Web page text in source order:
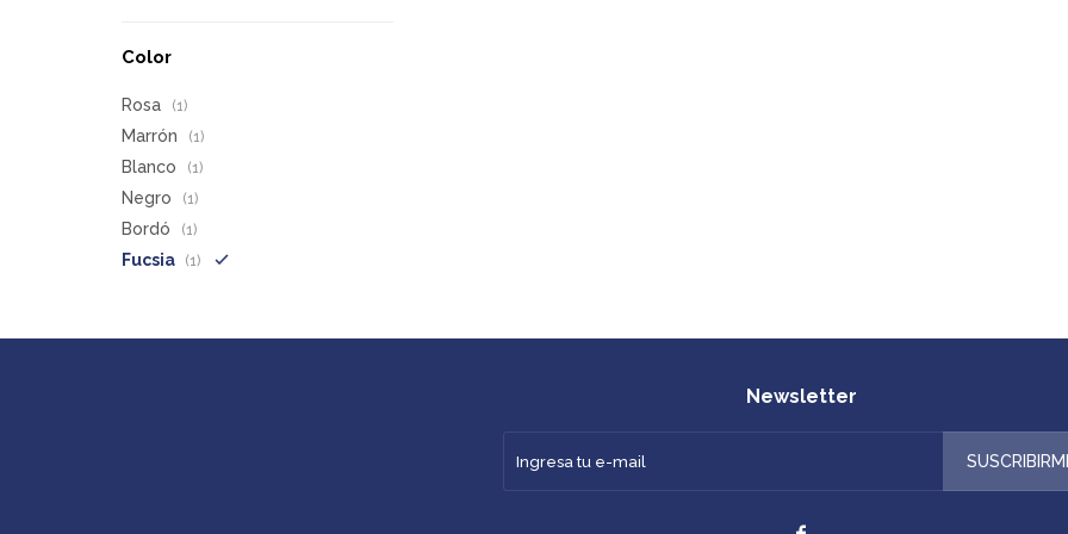
Color
Rosa (1)
Marrón (1)
Blanco (1)
Negro (1)
Bordó (1)
Fucsia (1)
Newsletter